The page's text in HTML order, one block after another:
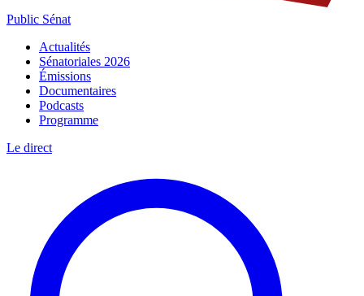
Public Sénat
Actualités
Sénatoriales 2026
Émissions
Documentaires
Podcasts
Programme
Le direct